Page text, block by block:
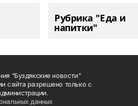
Рубрика "Еда и
напитки"
"Буздякские новости"
сайта разрешено только с
данных